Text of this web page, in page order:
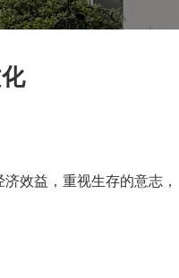
效益，重视生存的意志，